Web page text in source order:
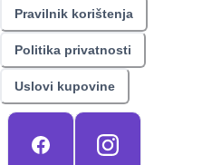
Pravilnik korištenja
Politika privatnosti
Uslovi kupovine